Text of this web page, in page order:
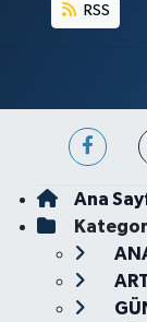
RSS
Ana